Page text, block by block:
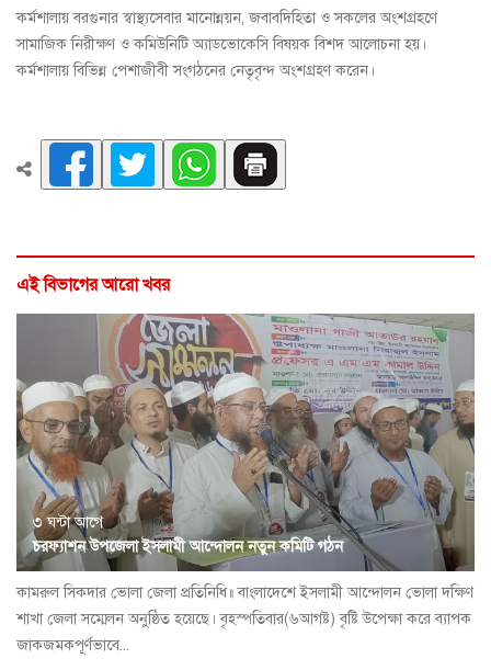
কর্মশালায় বরগুনার স্বাস্থ্যসেবার মানোন্নয়ন, জবাবদিহিতা ও সকলের অংশগ্রহণে
সামাজিক নিরীক্ষণ ও কমিউনিটি অ্যাডভোকেসি বিষয়ক বিশদ আলোচনা হয়।
কর্মশালায় বিভিন্ন পেশাজীবী সংগঠনের নেতৃবৃন্দ অংশগ্রহণ করেন।
এই বিভাগের আরো খবর
৩ ঘন্টা আগে
চরফ্যাশন উপজেলা ইসলামী আন্দোলন নতুন কমিটি গঠন
কামরুল সিকদার ভোলা জেলা প্রতিনিধি॥ বাংলাদেশে ইসলামী আন্দোলন ভোলা দক্ষিণ
শাখা জেলা সম্মেলন অনুষ্ঠিত হয়েছে। বৃহস্পতিবার(৬আগষ্ট) বৃষ্টি উপেক্ষা করে ব্যাপক
জাকজমকপূর্ণভাবে...